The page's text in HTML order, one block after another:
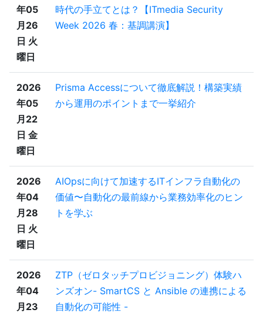
年05
月26
日 火
曜日
時代の手立てとは？【ITmedia Security
Week 2026 春：基調講演】
2026
年05
月22
日 金
曜日
Prisma Accessについて徹底解説！構築実績
から運用のポイントまで一挙紹介
2026
年04
月28
日 火
曜日
AIOpsに向けて加速するITインフラ自動化の
価値〜自動化の最前線から業務効率化のヒン
トを学ぶ
2026
年04
月23
ZTP（ゼロタッチプロビジョニング）体験ハ
ンズオン- SmartCS と Ansible の連携による
自動化の可能性 -